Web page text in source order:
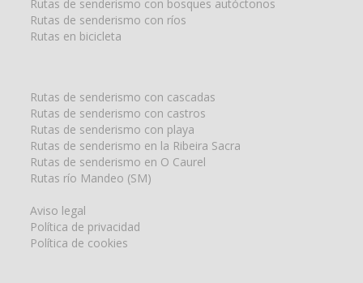
Rutas de senderismo con bosques autóctonos
Rutas de senderismo con ríos
Rutas en bicicleta
Rutas de senderismo con cascadas
Rutas de senderismo con castros
Rutas de senderismo con playa
Rutas de senderismo en la Ribeira Sacra
Rutas de senderismo en O Caurel
Rutas río Mandeo (SM)
Aviso legal
Política de privacidad
Política de cookies